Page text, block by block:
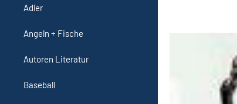
Adler
Angeln + Fische
Autoren Literatur
Baseball